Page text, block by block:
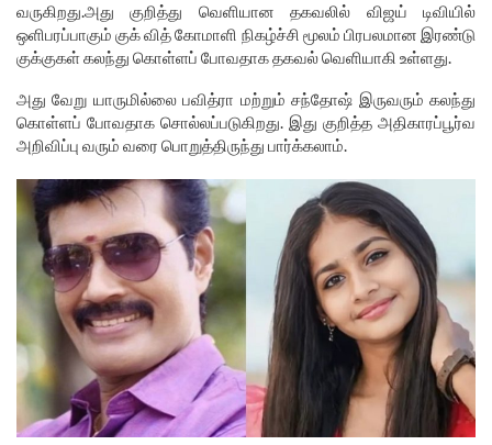
வருகிறது.அது குறித்து வெளியான தகவலில் விஜய் டிவியில்
ஒளிபரப்பாகும் குக் வித் கோமாளி நிகழ்ச்சி மூலம் பிரபலமான இரண்டு
குக்குகள் கலந்து கொள்ளப் போவதாக தகவல் வெளியாகி உள்ளது.
அது வேறு யாருமில்லை பவித்ரா மற்றும் சந்தோஷ் இருவரும் கலந்து
கொள்ளப் போவதாக சொல்லப்படுகிறது. இது குறித்த அதிகாரப்பூர்வ
அறிவிப்பு வரும் வரை பொறுத்திருந்து பார்க்கலாம்.